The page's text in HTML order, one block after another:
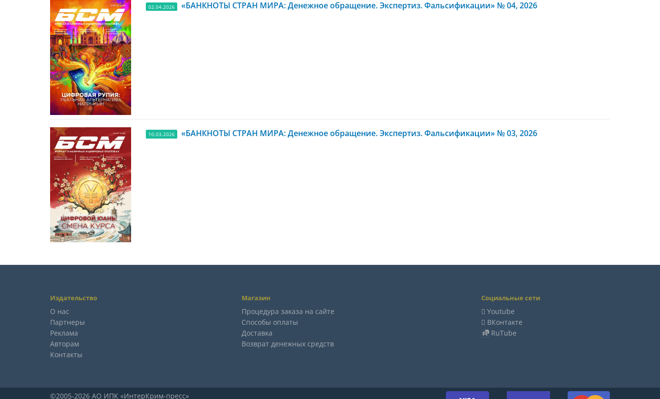
02.04.2026 «БАНКНОТЫ СТРАН МИРА: Денежное обращение. Экспертиз. Фальсификации» № 04, 2026
10.03.2026 «БАНКНОТЫ СТРАН МИРА: Денежное обращение. Экспертиз. Фальсификации» № 03, 2026
Издательство
О нас
Партнеры
Реклама
Авторам
Контакты
Магазин
Процедура заказа на сайте
Способы оплаты
Доставка
Возврат денежных средств
Социальные сети
Youtube
ВКонтакте
RuTube
©2005-2026 АО ИПК «ИнтерКрим-пресс»